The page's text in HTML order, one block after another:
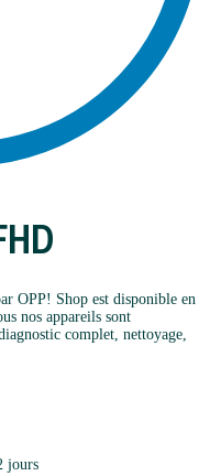
OPP! Shop est disponible en
nos appareils sont
complet, nettoyage,
jours